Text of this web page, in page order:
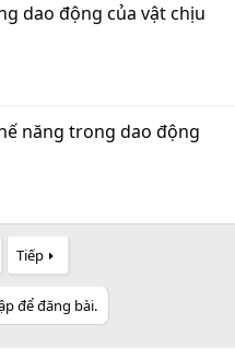
dao động của vật chịu
năng trong dao động
Tiếp
để đăng bài.